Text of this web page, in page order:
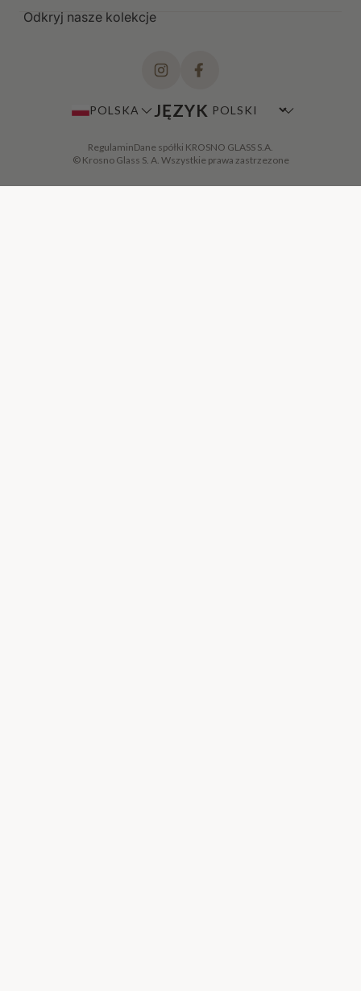
Odkryj nasze kolekcje
POLSKA JĘZYK
RegulaminDane spółki KROSNO GLASS S.A.
© Krosno Glass S. A. Wszystkie prawa zastrzezone